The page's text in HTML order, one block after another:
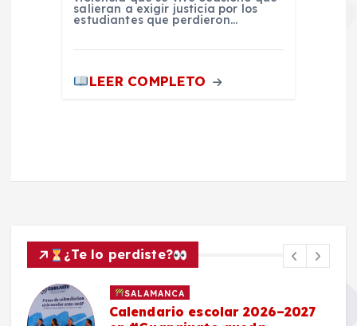
salieran a exigir justicia por los
estudiantes que perdieron…
LEER COMPLETO
¿Te lo perdiste?
SALAMANCA
Calendario escolar 2026–2027